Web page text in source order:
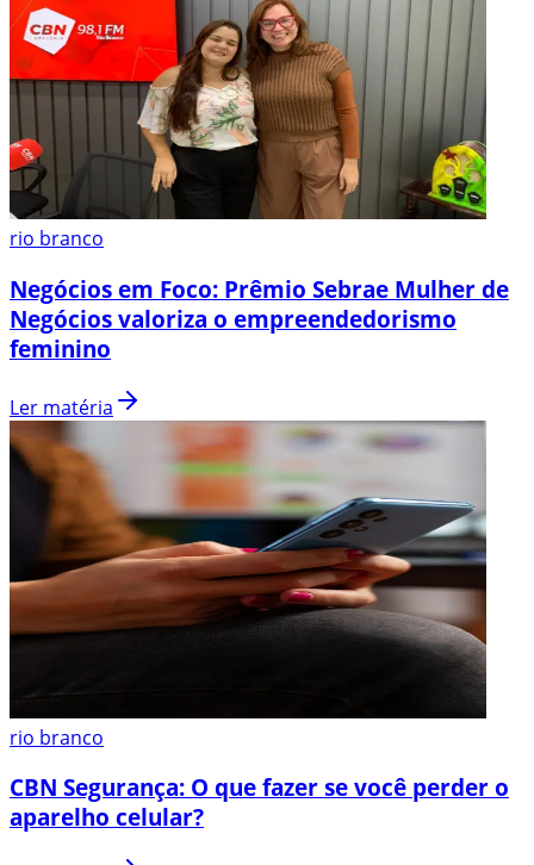
rio branco
Negócios em Foco: Prêmio Sebrae Mulher de
Negócios valoriza o empreendedorismo
feminino
Ler matéria
rio branco
CBN Segurança: O que fazer se você perder o
aparelho celular?